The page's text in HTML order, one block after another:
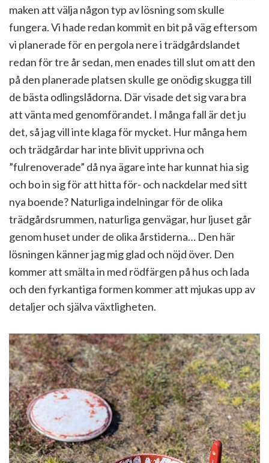
maken att välja någon typ av lösning som skulle
fungera. Vi hade redan kommit en bit på väg eftersom
vi planerade för en pergola nere i trädgårdslandet
redan för tre år sedan, men enades till slut om att den
på den planerade platsen skulle ge onödig skugga till
de bästa odlingslådorna. Där visade det sig vara bra
att vänta med genomförandet. I många fall är det ju
det, så jag vill inte klaga för mycket. Hur många hem
och trädgårdar har inte blivit upprivna och
”fulrenoverade” då nya ägare inte har kunnat hia sig
och bo in sig för att hitta för- och nackdelar med sitt
nya boende? Naturliga indelningar för de olika
trädgårdsrummen, naturliga genvägar, hur ljuset går
genom huset under de olika årstiderna… Den här
lösningen känner jag mig glad och nöjd över. Den
kommer att smälta in med rödfärgen på hus och lada
och den fyrkantiga formen kommer att mjukas upp av
detaljer och själva växtligheten.